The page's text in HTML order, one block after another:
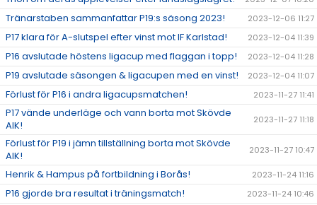
Tränarstaben sammanfattar P19:s säsong 2023! 2023-12-06 11:27
P17 klara för A-slutspel efter vinst mot IF Karlstad! 2023-12-04 11:39
P16 avslutade höstens ligacup med flaggan i topp! 2023-12-04 11:28
P19 avslutade säsongen & ligacupen med en vinst! 2023-12-04 11:07
Förlust för P16 i andra ligacupsmatchen! 2023-11-27 11:41
P17 vände underläge och vann borta mot Skövde
AIK!
2023-11-27 11:18
Förlust för P19 i jämn tillställning borta mot Skövde
AIK!
2023-11-27 10:47
Henrik & Hampus på fortbildning i Borås! 2023-11-24 11:16
P16 gjorde bra resultat i träningsmatch! 2023-11-24 10:46